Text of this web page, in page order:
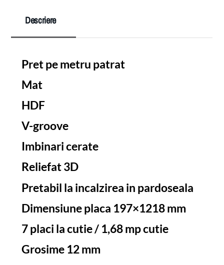
Descriere
Pret pe metru patrat
Mat
HDF
V-groove
Imbinari cerate
Reliefat 3D
Pretabil la incalzirea in pardoseala
Dimensiune placa 197×1218 mm
7 placi la cutie / 1,68 mp cutie
Grosime 12 mm